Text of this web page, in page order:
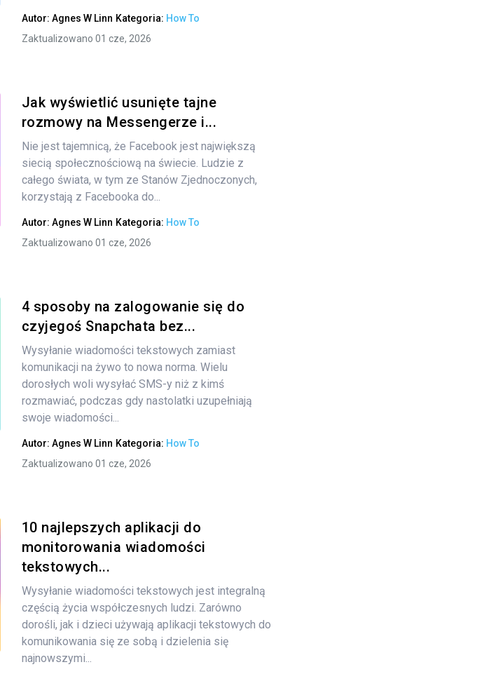
Autor: Agnes W Linn Kategoria: How To
Zaktualizowano 01 cze, 2026
Udostępnij
Jak wyświetlić usunięte tajne
rozmowy na Messengerze i...
Nie jest tajemnicą, że Facebook jest największą
siecią społecznościową na świecie. Ludzie z
całego świata, w tym ze Stanów Zjednoczonych,
korzystają z Facebooka do...
Autor: Agnes W Linn Kategoria: How To
Zaktualizowano 01 cze, 2026
Udostępnij
Facebook Kopiuj link
4 sposoby na zalogowanie się do
czyjegoś Snapchata bez...
Wysyłanie wiadomości tekstowych zamiast
komunikacji na żywo to nowa norma. Wielu
dorosłych woli wysyłać SMS-y niż z kimś
rozmawiać, podczas gdy nastolatki uzupełniają
swoje wiadomości...
Autor: Agnes W Linn Kategoria: How To
Zaktualizowano 01 cze, 2026
Udostępnij
Facebook Kopiuj link
10 najlepszych aplikacji do
monitorowania wiadomości
tekstowych...
Wysyłanie wiadomości tekstowych jest integralną
częścią życia współczesnych ludzi. Zarówno
dorośli, jak i dzieci używają aplikacji tekstowych do
komunikowania się ze sobą i dzielenia się
najnowszymi...